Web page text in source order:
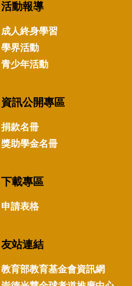
活動報導
成人終身學習
學界活動
青少年活動
資訊公開專區
捐款名冊
獎助學金名冊
下載專區
申請表格
友站連結
教育部教育基金會資訊網